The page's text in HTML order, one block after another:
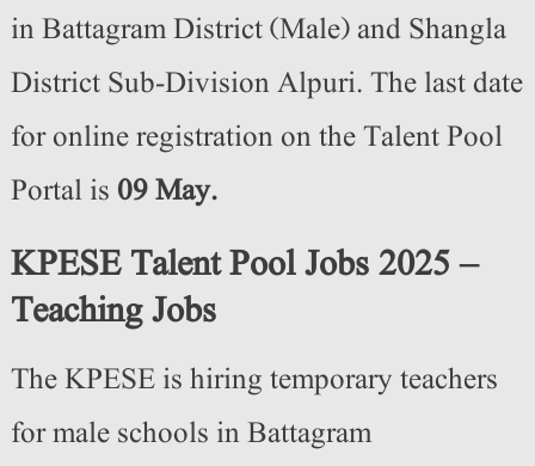
in Battagram District (Male) and Shangla
District Sub-Division Alpuri. The last date
for online registration on the Talent Pool
Portal is 09 May.
KPESE Talent Pool Jobs 2025 –
Teaching Jobs
The KPESE is hiring temporary teachers
for male schools in Battagram